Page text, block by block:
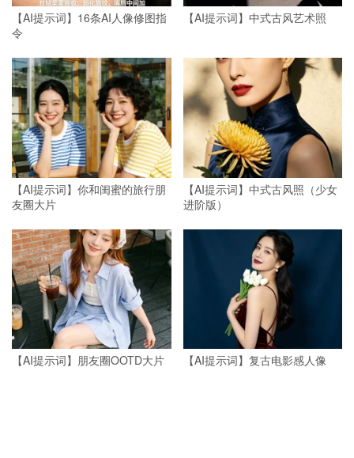
【AI提示词】16条AI人像修图指
令
【AI提示词】中式古风艺术照
【AI提示词】你和闺蜜的旅行朋
友圈大片
【AI提示词】中式古风照（少女
进阶版）
【AI提示词】朋友圈OOTD大片 【AI提示词】复古电影感人像